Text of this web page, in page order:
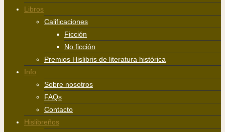
Libros
Calificaciones
Ficción
No ficción
Premios Hislibris de literatura histórica
Info
Sobre nosotros
FAQs
Contacto
Hislibreños